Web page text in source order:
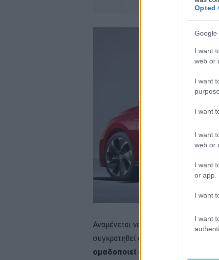
Opted
Google
I want
web or
I want
I want
I want
web or
I want
or app.
I want
I want
Αναμένεται να μειωθεί το κόστος
συγκρατηθεί σε… προσγειωμένα
ομαδοποιεί όλες τις